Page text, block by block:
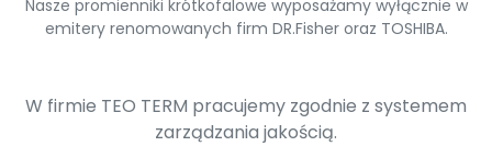
Nasze promienniki krótkofalowe wyposażamy wyłącznie w
emitery renomowanych firm DR.Fisher oraz TOSHIBA.
W firmie TEO TERM pracujemy zgodnie z systemem
zarządzania jakością.